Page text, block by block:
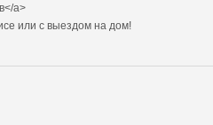
a>
или с выездом на дом!